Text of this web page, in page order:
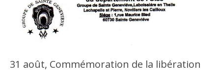
31 août, Commémoration de la libération